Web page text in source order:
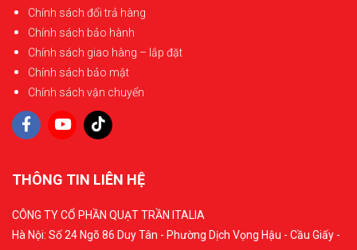
Chính sách đổi trả hàng
Chính sách bảo hành
Chính sách giao hàng – lắp đặt
Chính sách bảo mật
Chính sách vận chuyển
THÔNG TIN LIÊN HỆ
CÔNG TY CỔ PHẦN QUẠT TRẦN ITALIA
Hà Nội: Số 24 Ngõ 86 Duy Tân - Phường Dịch Vọng Hậu - Cầu Giấy -